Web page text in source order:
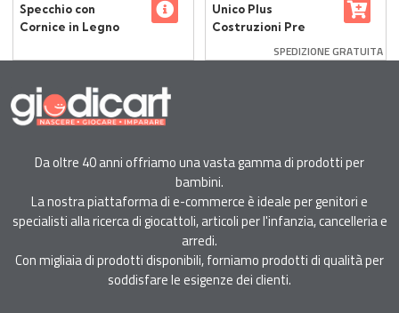
Specchio con
Cornice in Legno
– Rosso, Sicuro e
Unico Plus
Costruzioni Pre
– 56 Elementi
SPEDIZIONE GRATUITA
Da oltre 40 anni offriamo una vasta gamma di prodotti per
bambini.
La nostra piattaforma di e-commerce è ideale per genitori e
specialisti alla ricerca di giocattoli, articoli per l'infanzia, cancelleria e
arredi.
Con migliaia di prodotti disponibili, forniamo prodotti di qualità per
soddisfare le esigenze dei clienti.